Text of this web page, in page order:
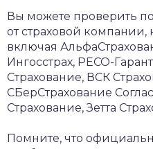
Вы можете проверить
от страховой компании,
включая
Ингосстрах, РЕСО-
Страхование, ВСК
СБерСтрахование
Страхование, Зетта
Помните, что